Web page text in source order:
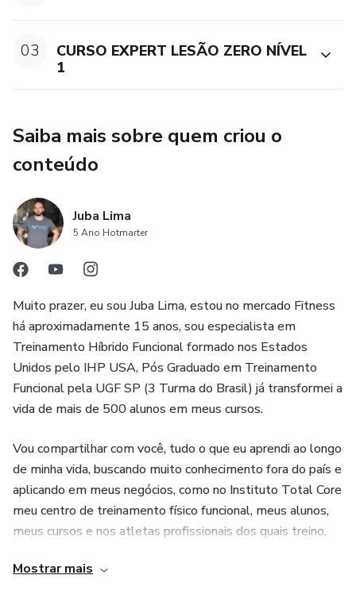
03
CURSO EXPERT LESÃO ZERO NÍVEL
1
Saiba mais sobre quem criou o
conteúdo
Juba Lima
5 Ano Hotmarter
Muito prazer, eu sou Juba Lima, estou no mercado Fitness
há aproximadamente 15 anos, sou especialista em
Treinamento Híbrido Funcional formado nos Estados
Unidos pelo IHP USA, Pós Graduado em Treinamento
Funcional pela UGF SP (3 Turma do Brasil) já transformei a
vida de mais de 500 alunos em meus cursos.
Vou compartilhar com você, tudo o que eu aprendi ao longo
de minha vida, buscando muito conhecimento fora do país e
aplicando em meus negócios, como no Instituto Total Core
meu centro de treinamento físico funcional, meus alunos,
meus cursos e nos atletas profissionais dos quais treino.
Tudo dos bastidores, a vida real do meu negócio e muitas
Mostrar mais